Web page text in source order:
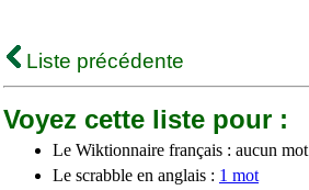
Liste précédente
Voyez cette liste pour :
Le Wiktionnaire français : aucun mot
Le scrabble en anglais : 1 mot